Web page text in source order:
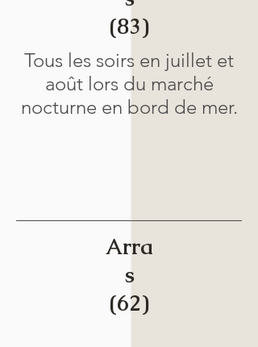
(83)
Tous les soirs en juillet et
août lors du marché
nocturne en bord de mer.
Arra
s
(62)